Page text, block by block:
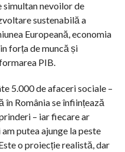
simultan nevoilor de
sustenabilă a
Europeană, economia
forța de muncă și
PIB.
5.000 de afaceri sociale –
România se înființează
– iar fiecare ar
putea ajunge la peste
o proiecție realistă, dar